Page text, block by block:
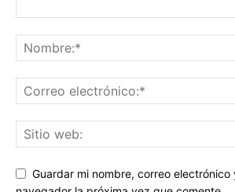
Guardar mi nombre, correo